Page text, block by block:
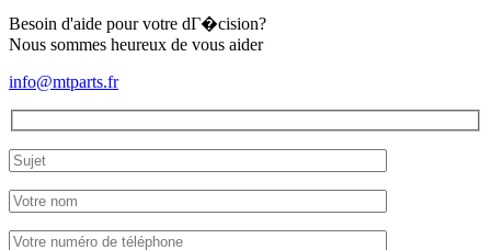
Besoin d'aide pour votre dГ�cision?
Nous sommes heureux de vous aider
info@mtparts.fr